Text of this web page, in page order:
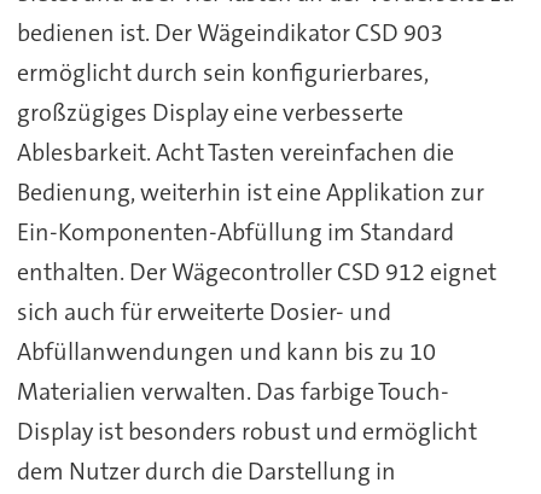
bedienen ist. Der Wägeindikator CSD 903
ermöglicht durch sein konfigurierbares,
großzügiges Display eine verbesserte
Ablesbarkeit. Acht Tasten vereinfachen die
Bedienung, weiterhin ist eine Applikation zur
Ein-Komponenten-Abfüllung im Standard
enthalten. Der Wägecontroller CSD 912 eignet
sich auch für erweiterte Dosier- und
Abfüllanwendungen und kann bis zu 10
Materialien verwalten. Das farbige Touch-
Display ist besonders robust und ermöglicht
dem Nutzer durch die Darstellung in